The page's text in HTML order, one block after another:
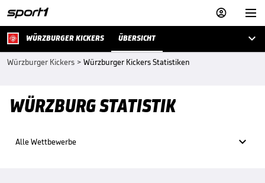


WÜRZBURGER KICKERS ÜBERSICHT 
Würzburger Kickers > Würzburger Kickers Statistiken
WÜRZBURG STATISTIK
Alle Wettbewerbe 